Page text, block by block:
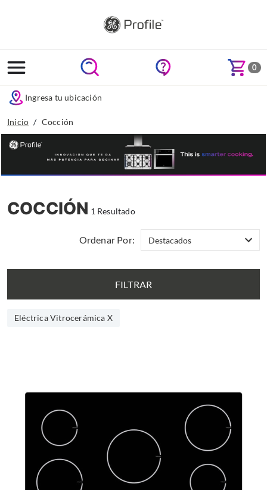
0
Ingresa tu ubicación
Inicio Cocción
COCCIÓN 1 Resultado
Ordenar Por:
FILTRAR
Eléctrica Vitrocerámica X